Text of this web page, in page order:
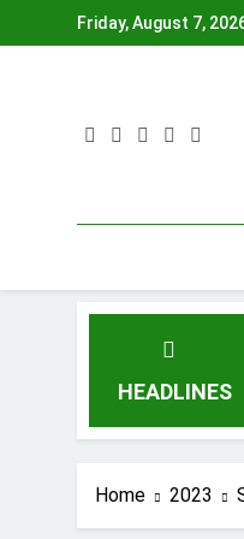
to
Friday, August 7,
HEADLINES
Home 2023